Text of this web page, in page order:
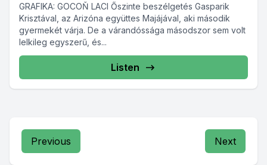
GRAFIKA: GOCOŇ LACI Őszinte beszélgetés Gasparik
Krisztával, az Arizóna együttes Majájával, aki második
gyermekét várja. De a várandóssága másodszor sem volt
lelkileg egyszerű, és...
Listen
Previous Next